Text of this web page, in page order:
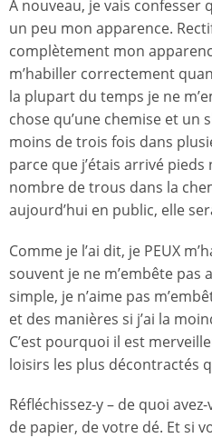
À nouveau, je vais confesser
un peu mon apparence.
complètement mon
m’habiller correctement
la plupart du temps je ne
chose qu’une chemise et un
moins de trois fois dans
parce que j’étais arrivé
nombre de trous dans la
aujourd’hui en public, elle
Comme je l’ai dit, je PEUX
souvent je ne m’embête pas
simple, je n’aime pas
et des manières si j’ai la
C’est pourquoi il est
loisirs les plus décontractés
Réfléchissez-y – de quoi
de papier, de votre dé. Et si